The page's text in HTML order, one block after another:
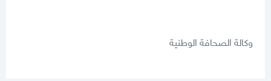
وكالة الصحافة الوطنية